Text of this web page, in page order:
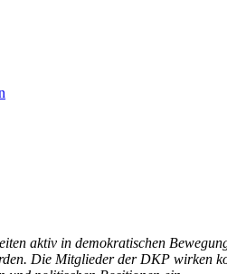
ak­tiv in de­mo­kra­ti­schen
Die Mit­glie­der der DKP wir­ken